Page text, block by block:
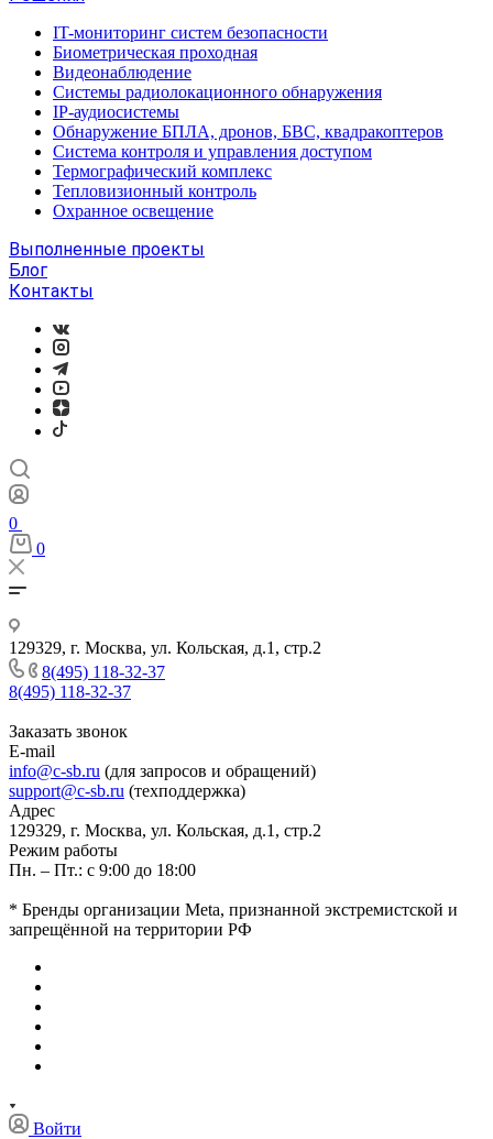
IT-мониторинг систем безопасности
Биометрическая проходная
Видеонаблюдение
Системы радиолокационного обнаружения
IP-аудиосистемы
Обнаружение БПЛА, дронов, БВС, квадракоптеров
Система контроля и управления доступом
Термографический комплекс
Тепловизионный контроль
Охранное освещение
Выполненные проекты
Блог
Контакты
0
0
129329, г. Москва, ул. Кольская, д.1, стр.2
8(495) 118-32-37
8(495) 118-32-37
Заказать звонок
E-mail
info@c-sb.ru (для запросов и обращений)
support@c-sb.ru (техподдержка)
Адрес
129329, г. Москва, ул. Кольская, д.1, стр.2
Режим работы
Пн. – Пт.: с 9:00 до 18:00
* Бренды организации Meta, признанной экстремистской и
запрещённой на территории РФ
Войти